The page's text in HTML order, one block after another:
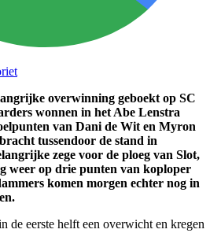
overwinning geboekt op SC
wonnen in het Abe Lenstra
van Dani de Wit en Myron
tussendoor de stand in
zege voor de ploeg van Slot,
weer op drie punten van koploper
komen morgen echter nog in
de eerste helft een overwicht en kregen